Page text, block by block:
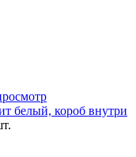
белый, короб внутри